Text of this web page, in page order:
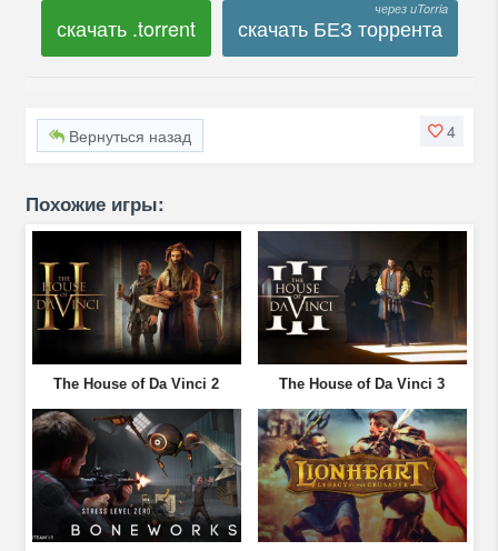
скачать .torrent скачать БЕЗ торрента
4
Вернуться назад
Похожие игры:
The House of Da Vinci 2 The House of Da Vinci 3